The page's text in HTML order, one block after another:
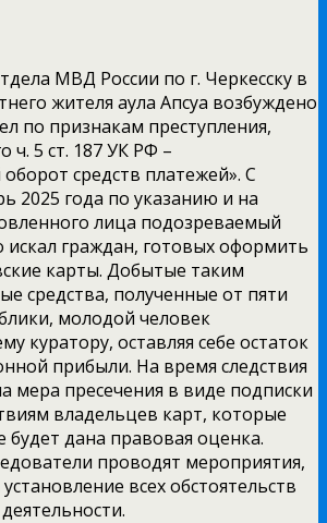
МВД России по г. Черкесску в
жителя аула Апсуа возбуждено
по признакам преступления,
ч. 5 ст. 187 УК РФ –
средств платежей». С
2025 года по указанию и на
лица подозреваемый
искал граждан, готовых оформить
карты. Добытые таким
средства, полученные от пяти
молодой человек
куратору, оставляя себе остаток
прибыли. На время следствия
мера пресечения в виде подписки
владельцев карт, которые
будет дана правовая оценка.
проводят мероприятия,
всех обстоятельств